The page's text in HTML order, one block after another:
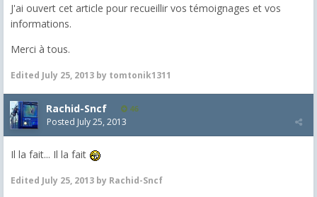
J'ai ouvert cet article pour recueillir vos témoignages et vos
informations.
Merci à tous.
Edited July 25, 2013 by tomtonik1311
Rachid-Sncf 46
Posted July 25, 2013
Il la fait... Il la fait
Edited July 25, 2013 by Rachid-Sncf